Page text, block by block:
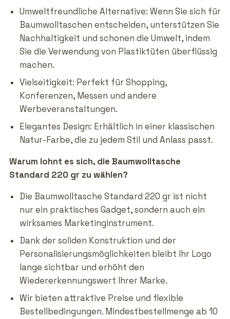
Umweltfreundliche Alternative: Wenn Sie sich für
Baumwolltaschen entscheiden, unterstützen Sie
Nachhaltigkeit und schonen die Umwelt, indem
Sie die Verwendung von Plastiktüten überflüssig
machen.
Vielseitigkeit: Perfekt für Shopping,
Konferenzen, Messen und andere
Werbeveranstaltungen.
Elegantes Design: Erhältlich in einer klassischen
Natur-Farbe, die zu jedem Stil und Anlass passt.
Warum lohnt es sich, die Baumwolltasche
Standard 220 gr zu wählen?
Die Baumwolltasche Standard 220 gr ist nicht
nur ein praktisches Gadget, sondern auch ein
wirksames Marketinginstrument.
Dank der soliden Konstruktion und der
Personalisierungsmöglichkeiten bleibt Ihr Logo
lange sichtbar und erhöht den
Wiedererkennungswert Ihrer Marke.
Wir bieten attraktive Preise und flexible
Bestellbedingungen. Mindestbestellmenge ab 10